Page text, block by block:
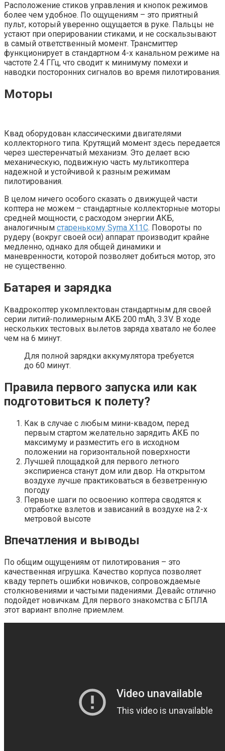
Расположение стиков управления и кнопок режимов
более чем удобное. По ощущениям – это приятный
пульт, который уверенно ощущается в руке. Пальцы не
устают при оперировании стиками, и не соскальзывают
в самый ответственный момент. Трансмиттер
функционирует в стандартном 4-х канальном режиме на
частоте 2.4 ГГц, что сводит к минимуму помехи и
наводки посторонних сигналов во время пилотирования.
Моторы
Квад оборудован классическими двигателями
коллекторного типа. Крутящий момент здесь передается
через шестеренчатый механизм. Это делает всю
механическую, подвижную часть мультикоптера
надежной и устойчивой к разным режимам
пилотирования.
В целом ничего особого сказать о движущей части
коптера не можем – стандартные коллекторные моторы
средней мощности, с расходом энергии АКБ,
аналогичным старенькому Syma X11C. Повороты по
рудеру (вокруг своей оси) аппарат производит крайне
медленно, однако для общей динамики и
маневренности, которой позволяет добиться мотор, это
не существенно.
Батарея и зарядка
Квадрокоптер укомплектован стандартным для своей
серии литий-полимерным АКБ 200 mAh, 3.3V. В ходе
нескольких тестовых вылетов заряда хватало не более
чем на 6 минут.
Для полной зарядки аккумулятора требуется
до 60 минут.
Правила первого запуска или как
подготовиться к полету?
Как в случае с любым мини-квадом, перед
первым стартом желательно зарядить АКБ по
максимуму и разместить его в исходном
положении на горизонтальной поверхности
Лучшей площадкой для первого летного
экспириенса станут дом или двор. На открытом
воздухе лучше практиковаться в безветренную
погоду
Первые шаги по освоению коптера сводятся к
отработке взлетов и зависаний в воздухе на 2-х
метровой высоте
Впечатления и выводы
По общим ощущениям от пилотирования – это
качественная игрушка. Качество корпуса позволяет
кваду терпеть ошибки новичков, сопровождаемые
столкновениями и частыми падениями. Девайс отлично
подойдет новичкам. Для первого знакомства с БПЛА
этот вариант вполне приемлем.